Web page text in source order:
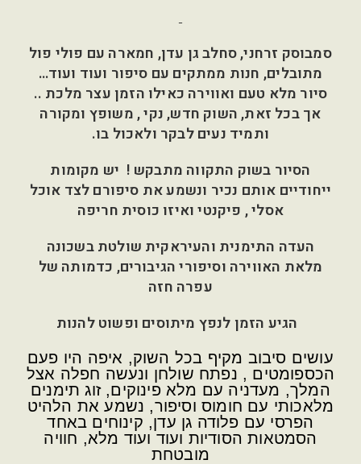
סמבוסק זרחני, סחלב גן עדן, חמארה עם פולי פול
מתובלים, חנות ממתקים עם סיפור ועוד ועוד…
סיור מלא טעם ואווירה כאילו הזמן עצר מלכת ..
אך בכל זאת, השוק חדש, נקי , משופץ ומקורה
ותמיד נעים לבקר ולאכול בו.
הסיור בשוק התקווה מתבקש ! יש מקומות
ייחודיים אותם נכיר ונשמע את סיפורם לצד אוכל
אסלי , פיקנטי ואיזו כוסית חריפה
העדה התימנית והעיראקית שולטת בשכונה
מלאת האווירה וסיפורי הגיבורים, כדמותה של
עפרה חזה
הגיע הזמן לנפץ מיתוסים ופשוט להנות
עושים סיבוב מקיף בכל השוק, איפה היו פעם
הכספומטים , נפתח שולחן ונעשה חפלה אצל
המלך, מעדניה עם מלא פינוקים, זוג תימנים
מלאכותי עם חומוס וסיפור, נשמע את הלהיט
הפרסי עם פלודה גן עדן, קינוחים באחד
הסמטאות הסודיות ועוד ועוד מלא, חוויה
מובטחת